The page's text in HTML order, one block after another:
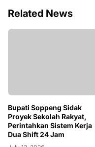
Related News
Bupati Soppeng Sidak
Proyek Sekolah Rakyat,
Perintahkan Sistem Kerja
Dua Shift 24 Jam